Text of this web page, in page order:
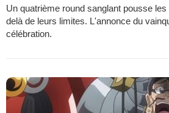
Un quatrième round sanglant pousse
delà de leurs limites. L'annonce du
célébration.